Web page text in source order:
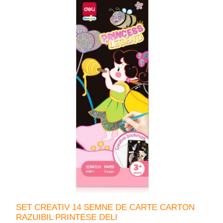
SET CREATIV 14 SEMNE DE CARTE CARTON
RAZUIBIL PRINTESE DELI